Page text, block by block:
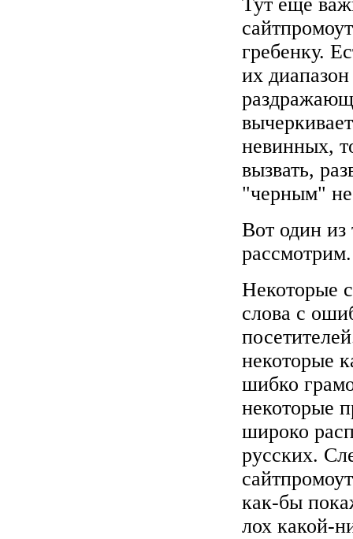
Тут еще
гребенку.
их
невинных,
вызвать,
"черным" не
Вот один из
рассмотрим.
Некоторые
слова с
некоторые
шибко
некоторые
широко
русских.
как-бы
лох какой-